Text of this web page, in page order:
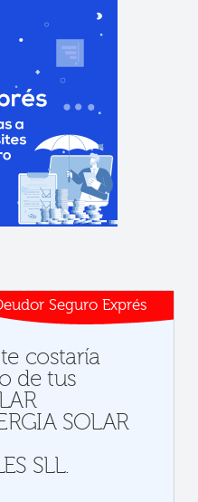
Seguro Exprés
costaría
de tus
SOLAR
SLL.